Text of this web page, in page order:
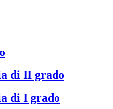
di II grado
di I grado